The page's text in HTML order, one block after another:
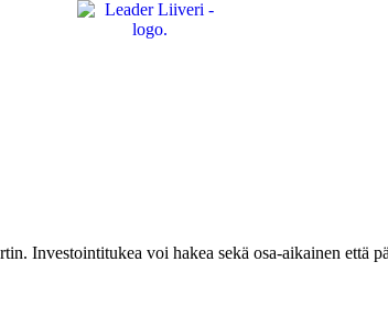
Investointitukea voi hakea sekä osa-aikainen että